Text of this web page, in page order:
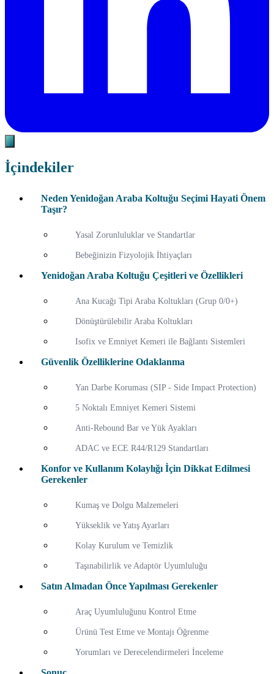
İçindekiler
Neden Yenidoğan Araba Koltuğu Seçimi Hayati Önem
Taşır?
Yasal Zorunluluklar ve Standartlar
Bebeğinizin Fizyolojik İhtiyaçları
Yenidoğan Araba Koltuğu Çeşitleri ve Özellikleri
Ana Kucağı Tipi Araba Koltukları (Grup 0/0+)
Dönüştürülebilir Araba Koltukları
Isofix ve Emniyet Kemeri ile Bağlantı Sistemleri
Güvenlik Özelliklerine Odaklanma
Yan Darbe Koruması (SIP - Side Impact Protection)
5 Noktalı Emniyet Kemeri Sistemi
Anti-Rebound Bar ve Yük Ayakları
ADAC ve ECE R44/R129 Standartları
Konfor ve Kullanım Kolaylığı İçin Dikkat Edilmesi
Gerekenler
Kumaş ve Dolgu Malzemeleri
Yükseklik ve Yatış Ayarları
Kolay Kurulum ve Temizlik
Taşınabilirlik ve Adaptör Uyumluluğu
Satın Almadan Önce Yapılması Gerekenler
Araç Uyumluluğunu Kontrol Etme
Ürünü Test Etme ve Montajı Öğrenme
Yorumları ve Derecelendirmeleri İnceleme